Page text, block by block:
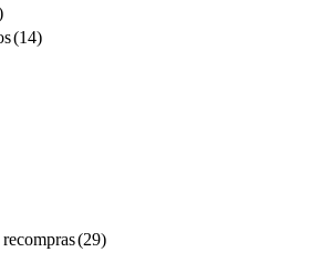
(14)
(29)